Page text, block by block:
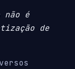
não é
de